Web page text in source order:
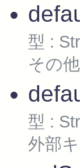
型 :
その
型 :
外部